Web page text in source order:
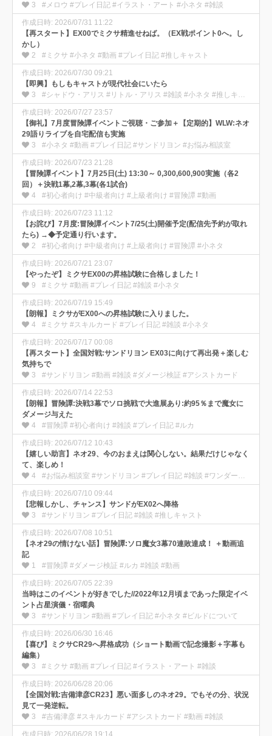
3
#メロウ #プレイ日記 #イラスト・アート #小ネタ #雑談
作成日時: 2026/07/31 11:22
【再スタート】EX00でミクサ精進せねば。（EX戦ポイント0へ。し
かし）
2
#ミクサ #小ネタ #動画 #プレイ日記 #推しキャスト
作成日時: 2026/07/30 09:21
【即興】もしもキャストが現代社会にいたら
3
#シャドウ・アリス #リトル・アリス #雑談 #小ネタ #推しキャスト
作成日時: 2026/07/27 23:57
【御礼】7月度冒険譚イベントご視聴・ご参加＋【定期的】WLW:ネオ
29語りライブを自宅配信も実施
3
#小ネタ #動画 #プレイ日記 #サンドリヨン #お悩み相談室
作成日時: 2026/07/23 21:28
【冒険譚イベント】7月25日(土) 13:30～ 0,300,600,900実施（各2
回）＋決戦1幕,2幕,3幕(各1試合)
4
#初心者向け #中級者向け #上級者向け #冒険譚 #動画
作成日時: 2026/07/23 11:12
【お詫び】7月度:冒険譚イベント7/25(土)開催予定(配信先予約が取れ
たら) →◆予定通り行います。
2
#初心者向け #中級者向け #上級者向け #冒険譚 #小ネタ
作成日時: 2026/07/21 23:07
【やったぞ】ミクサEX00の昇格試験に合格しました！
9
#ミクサ #動画 #プレイ日記 #雑談 #小ネタ
作成日時: 2026/07/19 15:49
【朗報】ミクサがEX00への昇格試験に入りました。
4
#ミクサ #スキルカード #プレイ日記 #雑談 #小ネタ
作成日時: 2026/07/17 00:08
【再スタート】全国対戦:サンドリヨン EX03に向けて再出発＋楽しむ
気持ちで
3
#サンドリヨン #動画 #雑談 #ダメージ検証 #アシストカード
作成日時: 2026/07/14 22:53
【朗報】冒険譚:決戦3幕でソロ挑戦で大進展あり:約95％まで魔女に
ダメージ与えた
4
#冒険譚 #初心者向け #雑談 #プレイ日記 #ルカ
作成日時: 2026/07/12 10:43
【嬉しい助言】ネオ29、今のおまえは関心しない。結果だけじゃなく
て、楽しめ！
4
#お悩み相談室 #サンドリヨン #プレイ日記 #雑談 #ワンダー部の使い方
作成日時: 2026/07/10 09:44
【悲報しかし、チャンス】サンドがEX02へ降格
3
#サンドリヨン #プレイ日記 #雑談 #推しキャスト
作成日時: 2026/07/08 10:51
【ネオ29の情けない話】冒険譚:ソロ魔女3幕70連敗達成！ ＋動画追
記
1
#冒険譚 #ダメージ検証 #ルカ #雑談 #動画
作成日時: 2026/07/05 22:39
当時はこのイベントが好きでした//2022年12月頃まであった限定イベ
ント占星演儀・宿曜典
3
#サンドリヨン #動画 #プレイ日記 #小ネタ #ビルドについて
作成日時: 2026/06/30 16:46
【喜び】ミクサCR29へ昇格成功（ショート動画で記念撮影＋字幕も
編集）
3
#ミクサ #動画 #プレイ日記 #イラスト・アート #雑談
作成日時: 2026/06/28 20:06
【全国対戦:吉備津彦CR23】悪い面多しのネオ29。でもその分、状況
見て一発逆転。
3
#吉備津彦 #スキルカード #アシストカード #動画 #雑談
作成日時: 2026/06/28 19:14